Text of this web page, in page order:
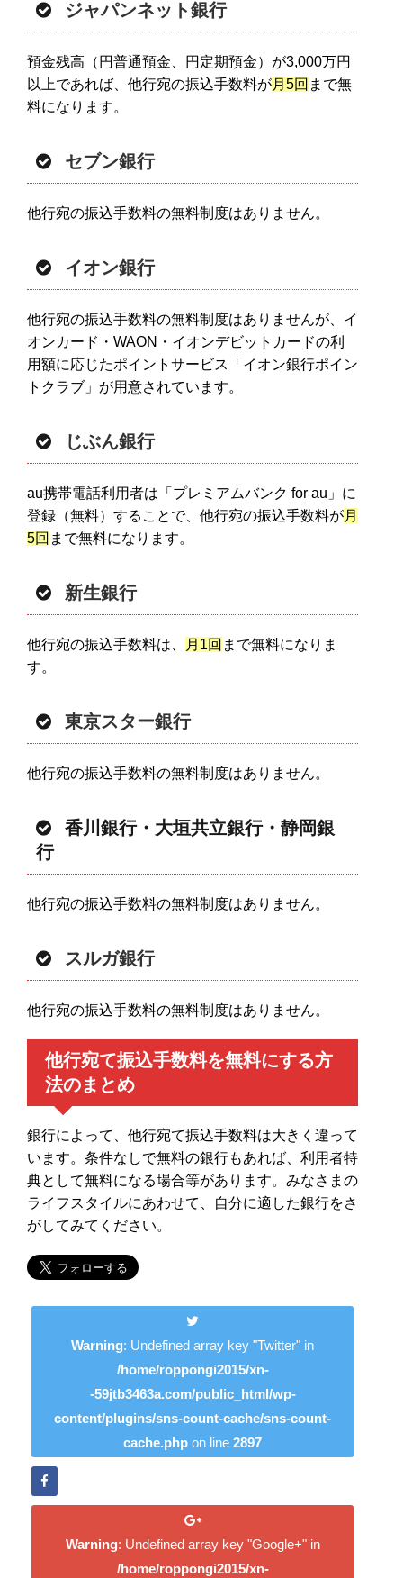
ジャパンネット銀行
預金残高（円普通預金、円定期預金）が3,000万円
以上であれば、他行宛の振込手数料が月5回 まで無
料になります。
セブン銀行
他行宛の振込手数料の無料制度はありません。
イオン銀行
他行宛の振込手数料の無料制度はありませんが、イ
オンカード・WAON・イオンデビットカードの利
用額に応じたポイントサービス「イオン銀行ポイン
トクラブ」が用意されています。
じぶん銀行
au携帯電話利用者は「プレミアムバンク for au」に
登録（無料）することで、他行宛の振込手数料が月
5回 まで無料になります。
新生銀行
他行宛の振込手数料は、 月1回 まで無料になりま
す。
東京スター銀行
他行宛の振込手数料の無料制度はありません。
香川銀行・大垣共立銀行・静岡銀
行
他行宛の振込手数料の無料制度はありません。
スルガ銀行
他行宛の振込手数料の無料制度はありません。
他行宛て振込手数料を無料にする方
法のまとめ
銀行によって、他行宛て振込手数料は大きく違って
います。条件なしで無料の銀行もあれば、利用者特
典として無料になる場合等があります。みなさまの
ライフスタイルにあわせて、自分に適した銀行をさ
がしてみてください。
Warning: Undefined array key "Twitter" in
/home/roppongi2015/xn-
-59jtb3463a.com/public_html/wp-
content/plugins/sns-count-cache/sns-count-
cache.php on line 2897
Warning: Undefined array key "Google+" in
/home/roppongi2015/xn-